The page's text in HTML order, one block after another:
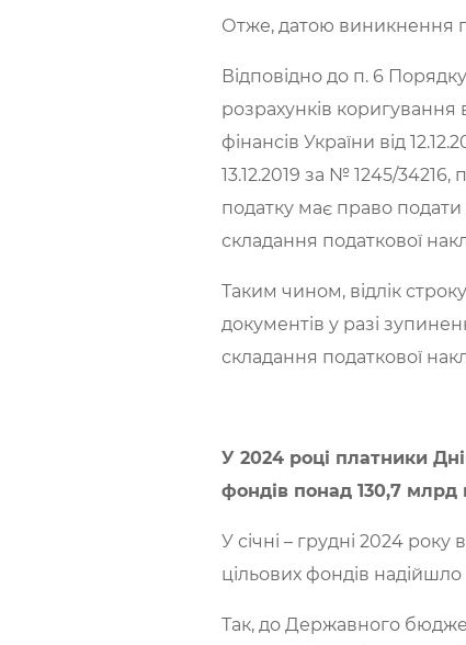
Отже, датою виникнення
Відповідно до п. 6
розрахунків
фінансів України від
13.12.2019 за № 1245/
податку має право
складання податкової
Таким чином, відлік
документів у разі
складання податкової
У 2024 році платники
фондів понад 130,7 млрд
У січні – грудні 2024 року
цільових фондів
Так, до Державного